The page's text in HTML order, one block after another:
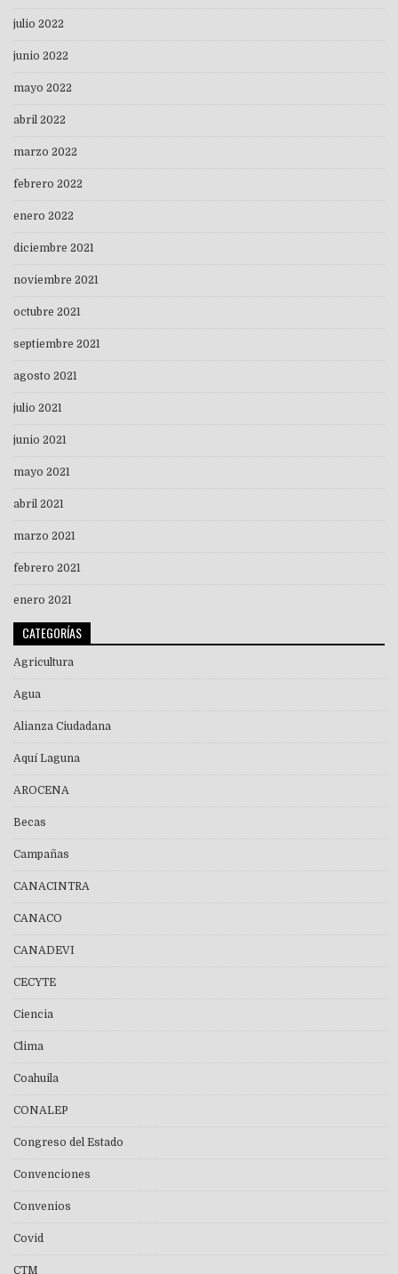
julio 2022
junio 2022
mayo 2022
abril 2022
marzo 2022
febrero 2022
enero 2022
diciembre 2021
noviembre 2021
octubre 2021
septiembre 2021
agosto 2021
julio 2021
junio 2021
mayo 2021
abril 2021
marzo 2021
febrero 2021
enero 2021
CATEGORÍAS
Agricultura
Agua
Alianza Ciudadana
Aquí Laguna
AROCENA
Becas
Campañas
CANACINTRA
CANACO
CANADEVI
CECYTE
Ciencia
Clima
Coahuila
CONALEP
Congreso del Estado
Convenciones
Convenios
Covid
CTM